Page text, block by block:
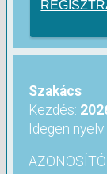
Szakács
Kezdés:
Idegen nyelv:
AZONOSÍTÓ: